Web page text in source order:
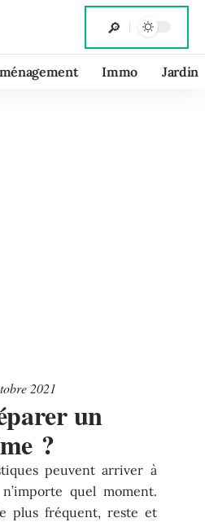
Immo Jardin
2021
un
?
peuvent arriver à
quel moment.
plus fréquent, reste et